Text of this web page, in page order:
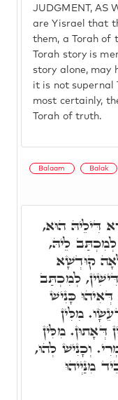
JUDGMENT, AS
are Yisrael that
them, a Torah of
Torah story is
story alone, may
it is not supernal
most certainly,
Torah of truth.
Balaam Balak
דִּילֵיהּ הוּא,
לֵיהּ,
קוּדְשָׁא
לְמִכְתַּב
כָּנִישׁ
מִלִּין
דְּאָתוּן. מִלִּין
וְכָנִישׁ לְהוּ,
מִנַּיְיהוּ